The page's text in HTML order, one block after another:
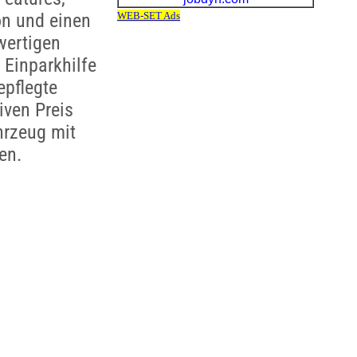
und einen
Preis
mit